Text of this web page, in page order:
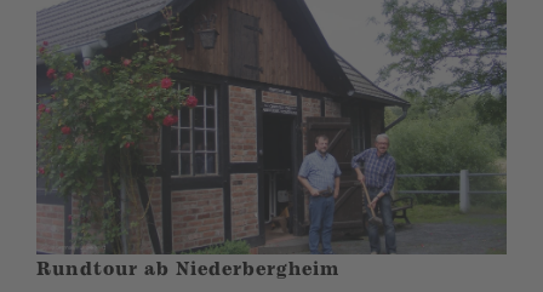
Rundtour ab Niederbergheim